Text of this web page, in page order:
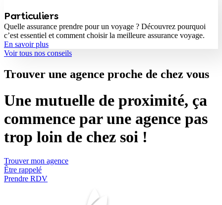
Particuliers
Quelle assurance prendre pour un voyage ? Découvrez pourquoi
c’est essentiel et comment choisir la meilleure assurance voyage.
En savoir plus
Voir tous nos conseils
Trouver une agence proche de chez vous
Une mutuelle de proximité, ça
commence par une agence pas
trop loin de chez soi !
Trouver mon agence
Être rappelé
Prendre RDV